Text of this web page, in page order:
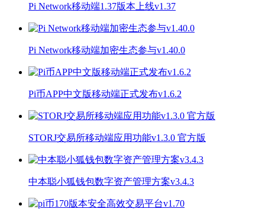
Pi Network移动端1.37版本上线v1.37
Pi Network移动端加密生态参与v1.40.0
Pi币APP中文版移动端正式发布v1.6.2
STORJ交易所移动端应用功能v1.3.0 官方版
中本聪小狐钱包数字资产管理方案v3.4.3